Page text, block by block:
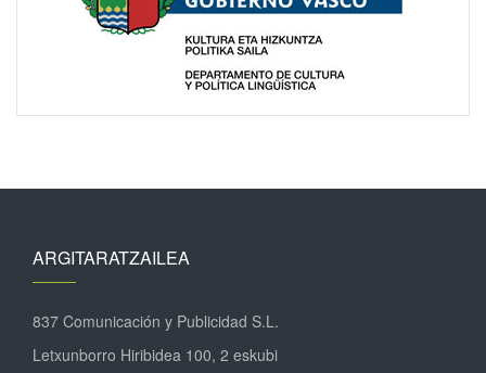
ARGITARATZAILEA
837 Comunicación y Publicidad S.L.
Letxunborro Hiribidea 100, 2 eskubi